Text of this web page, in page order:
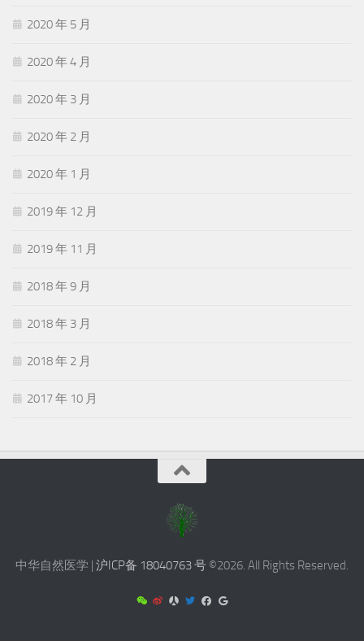
2020 年 5 月
2020 年 4 月
2020 年 3 月
2020 年 2 月
2020 年 1 月
2019 年 12 月
2019 年 11 月
2018 年 9 月
2018 年 3 月
2018 年 2 月
2017 年 10 月
中华自然医学 | 沪ICP备 18040763 号 ©2026. All Rights Reserved.